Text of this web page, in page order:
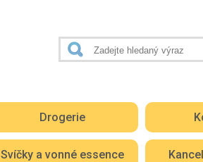
Drogerie
Svíčky a vonné essence